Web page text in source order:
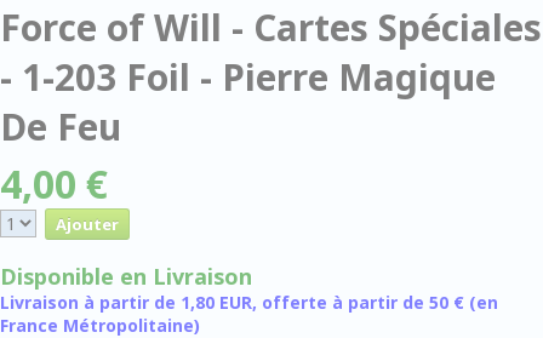
Force of Will - Cartes Spéciales
- 1-203 Foil - Pierre Magique
De Feu
4,00 €
Disponible en Livraison
Livraison à partir de 1,80 EUR, offerte à partir de 50 € (en
France Métropolitaine)